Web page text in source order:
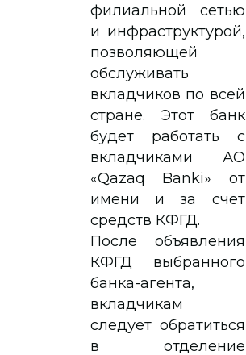
филиальной сетью
и инфраструктурой,
позволяющей
обслуживать
вкладчиков по всей
стране. Этот банк
будет работать с
вкладчиками АО
«Qazaq Banki» от
имени и за счет
средств КФГД.
После объявления
КФГД выбранного
банка-агента,
вкладчикам
следует обратиться
в отделение